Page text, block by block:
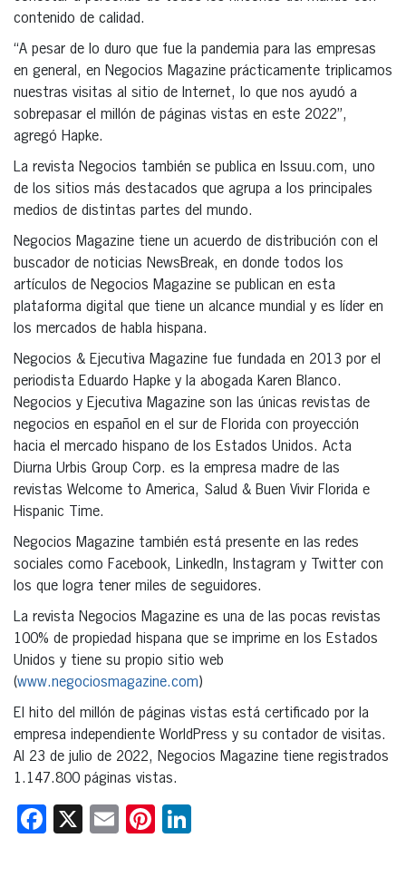
contenido de calidad.
“A pesar de lo duro que fue la pandemia para las empresas
en general, en Negocios Magazine prácticamente triplicamos
nuestras visitas al sitio de Internet, lo que nos ayudó a
sobrepasar el millón de páginas vistas en este 2022”,
agregó Hapke.
La revista Negocios también se publica en Issuu.com, uno
de los sitios más destacados que agrupa a los principales
medios de distintas partes del mundo.
Negocios Magazine tiene un acuerdo de distribución con el
buscador de noticias NewsBreak, en donde todos los
artículos de Negocios Magazine se publican en esta
plataforma digital que tiene un alcance mundial y es líder en
los mercados de habla hispana.
Negocios & Ejecutiva Magazine fue fundada en 2013 por el
periodista Eduardo Hapke y la abogada Karen Blanco.
Negocios y Ejecutiva Magazine son las únicas revistas de
negocios en español en el sur de Florida con proyección
hacia el mercado hispano de los Estados Unidos. Acta
Diurna Urbis Group Corp. es la empresa madre de las
revistas Welcome to America, Salud & Buen Vivir Florida e
Hispanic Time.
Negocios Magazine también está presente en las redes
sociales como Facebook, LinkedIn, Instagram y Twitter con
los que logra tener miles de seguidores.
La revista Negocios Magazine es una de las pocas revistas
100% de propiedad hispana que se imprime en los Estados
Unidos y tiene su propio sitio web
(www.negociosmagazine.com)
El hito del millón de páginas vistas está certificado por la
empresa independiente WorldPress y su contador de visitas.
Al 23 de julio de 2022, Negocios Magazine tiene registrados
1.147.800 páginas vistas.
Facebook
X EmailPinterest